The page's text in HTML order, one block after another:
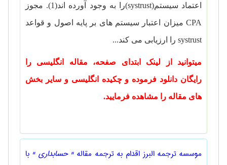
اعتماد سیستم(systrust)را به وجود آورده اند(1). مجوز
CPA میزان اعتبار سیستم های بر پایه اصول و قواعد
systrust را ارزیابی می کند...
میتوانید از لینک ابتدای صفحه، مقاله انگلیسی را
رایگان دانلود فرموده و چکیده انگلیسی و سایر بخش
های مقاله را مشاهده فرمایید.
موسسه ترجمه البرز اقدام به ترجمه مقاله " حسابداری " با